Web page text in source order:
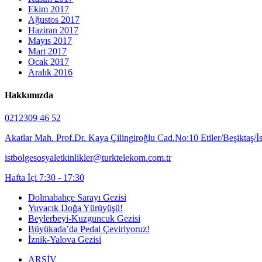
Ekim 2017
Ağustos 2017
Haziran 2017
Mayıs 2017
Mart 2017
Ocak 2017
Aralık 2016
Hakkımızda
0212309 46 52
Akatlar Mah. Prof.Dr. Kaya Çilingiroğlu Cad.No:10 Etiler/Beşiktaş/
istbolgesosyaletkinlikler@turktelekom.com.tr
Hafta İçi 7:30 - 17:30
Dolmabahçe Sarayı Gezisi
Yuvacık Doğa Yürüyüşü!
Beylerbeyi-Kuzguncuk Gezisi
Büyükada’da Pedal Çeviriyoruz!
İznik-Yalova Gezisi
ARŞİV